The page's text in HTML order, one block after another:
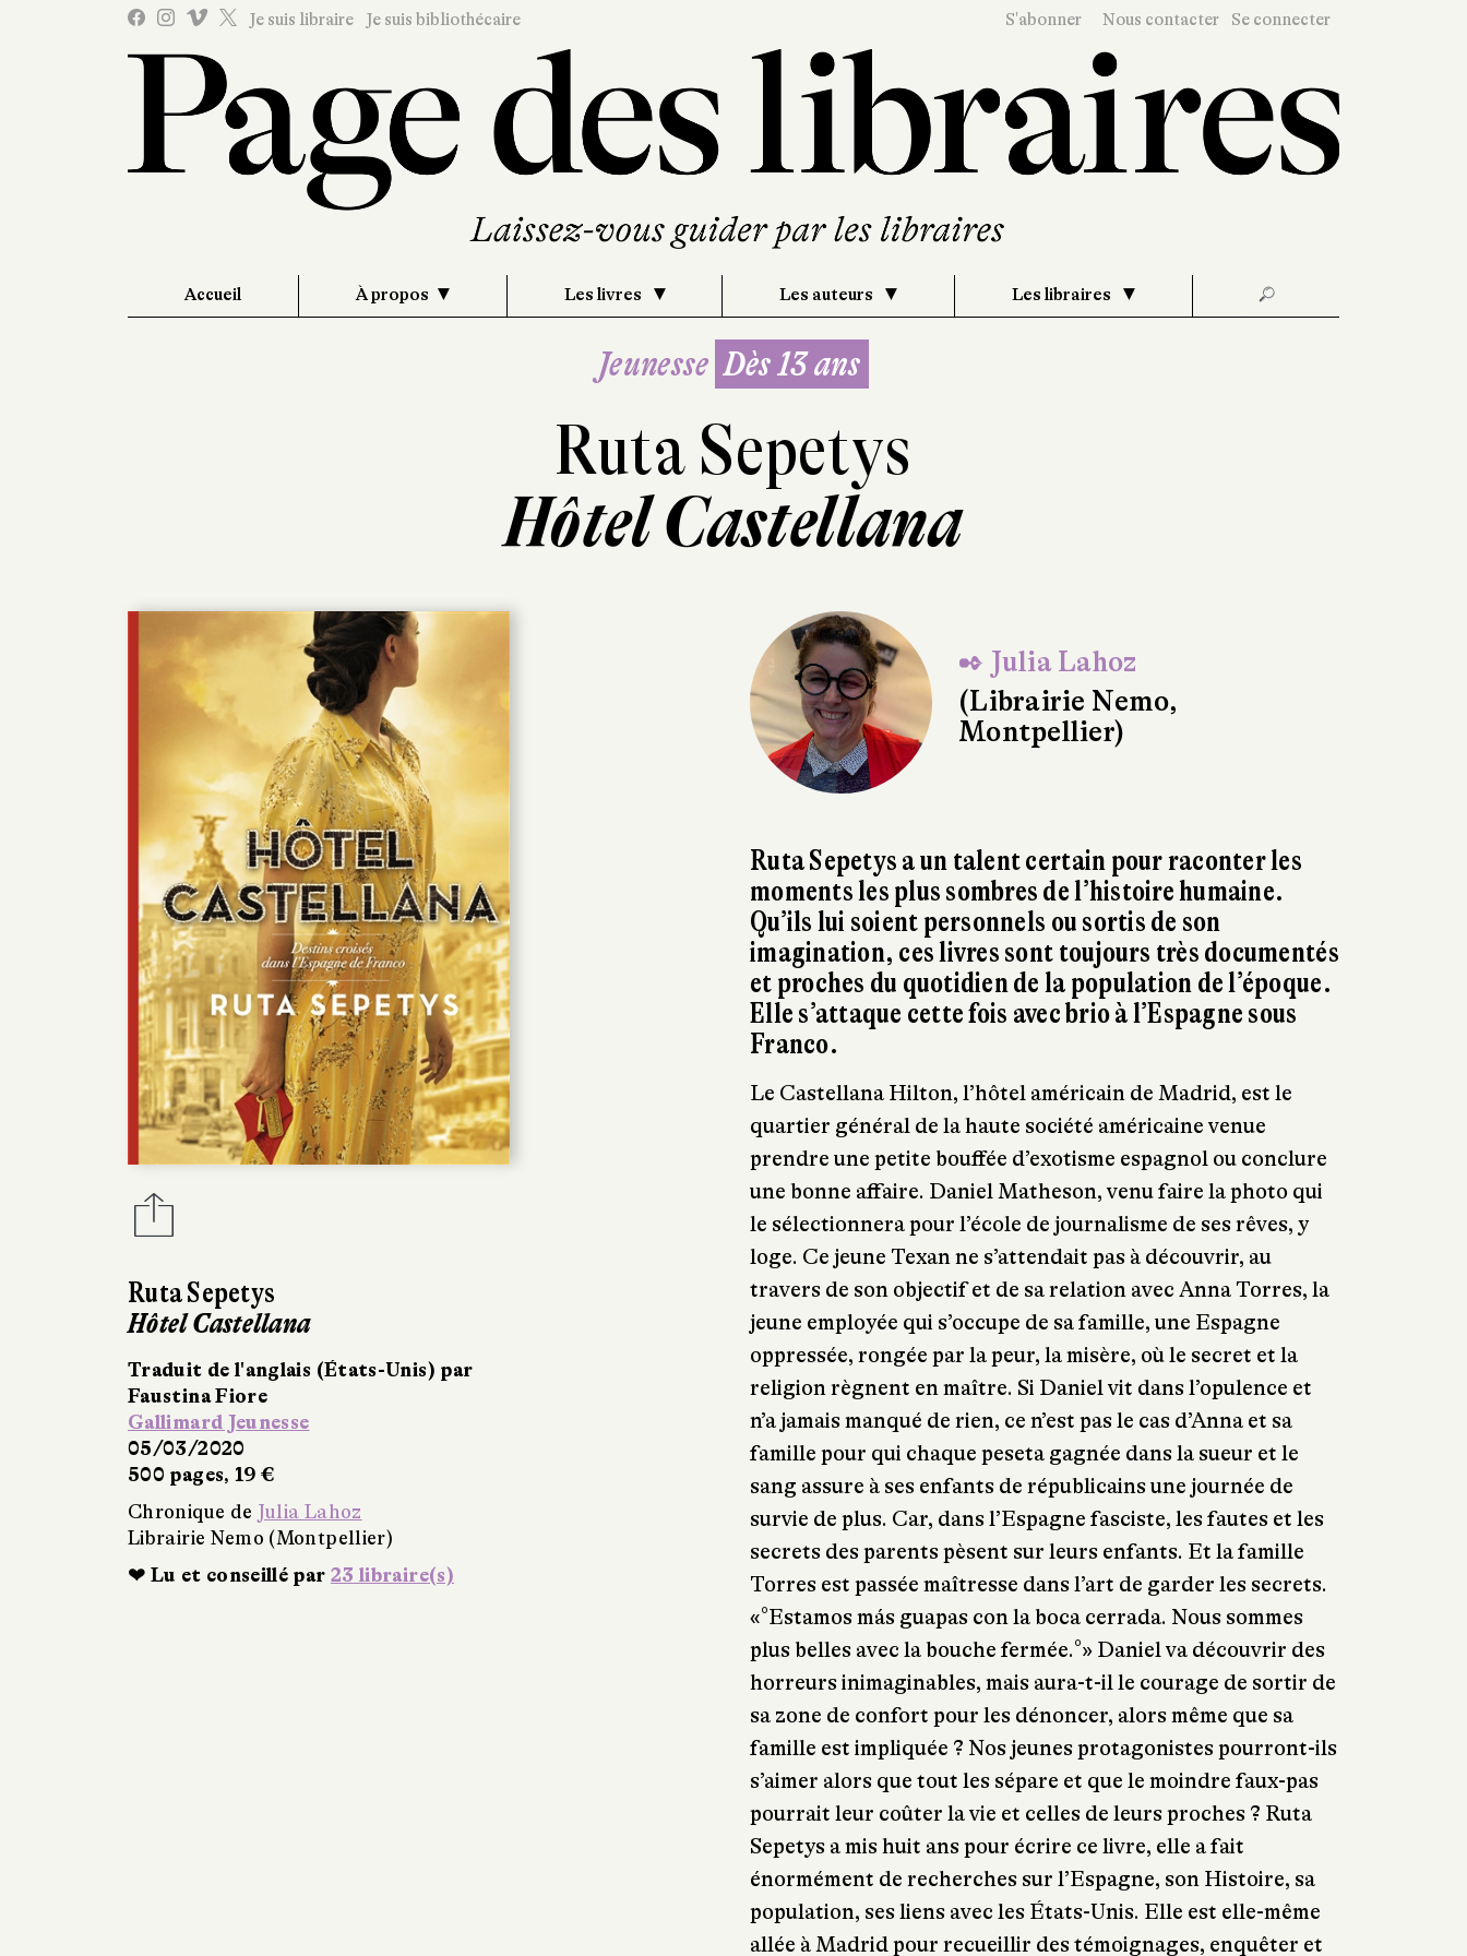
Je suis libraire Je suis bibliothécaire S'abonner Nous contacter Se connecter
Accueil À propos Les livres Les auteurs Les libraires 🔎
Jeunesse Dès 13 ans
Ruta Sepetys
Hôtel Castellana
Ruta Sepetys
Hôtel Castellana
Traduit de l'anglais (États-Unis) par
Faustina Fiore
Gallimard Jeunesse
05/03/2020
500 pages, 19 €
Chronique de Julia Lahoz
Librairie Nemo (Montpellier)
❤ Lu et conseillé par 23 libraire(s)
✒ Julia Lahoz
(Librairie Nemo,
Montpellier)
Ruta Sepetys a un talent certain pour raconter les
moments les plus sombres de l’histoire humaine.
Qu’ils lui soient personnels ou sortis de son
imagination, ces livres sont toujours très documentés
et proches du quotidien de la population de l’époque.
Elle s’attaque cette fois avec brio à l’Espagne sous
Franco.
Le Castellana Hilton, l’hôtel américain de Madrid, est le
quartier général de la haute société américaine venue
prendre une petite bouffée d’exotisme espagnol ou conclure
une bonne affaire. Daniel Matheson, venu faire la photo qui
le sélectionnera pour l’école de journalisme de ses rêves, y
loge. Ce jeune Texan ne s’attendait pas à découvrir, au
travers de son objectif et de sa relation avec Anna Torres, la
jeune employée qui s’occupe de sa famille, une Espagne
oppressée, rongée par la peur, la misère, où le secret et la
religion règnent en maître. Si Daniel vit dans l’opulence et
n’a jamais manqué de rien, ce n’est pas le cas d’Anna et sa
famille pour qui chaque peseta gagnée dans la sueur et le
sang assure à ses enfants de républicains une journée de
survie de plus. Car, dans l’Espagne fasciste, les fautes et les
secrets des parents pèsent sur leurs enfants. Et la famille
Torres est passée maîtresse dans l’art de garder les secrets.
«°Estamos más guapas con la boca cerrada. Nous sommes
plus belles avec la bouche fermée.°» Daniel va découvrir des
horreurs inimaginables, mais aura-t-il le courage de sortir de
sa zone de confort pour les dénoncer, alors même que sa
famille est impliquée ? Nos jeunes protagonistes pourront-ils
s’aimer alors que tout les sépare et que le moindre faux-pas
pourrait leur coûter la vie et celles de leurs proches ? Ruta
Sepetys a mis huit ans pour écrire ce livre, elle a fait
énormément de recherches sur l’Espagne, son Histoire, sa
population, ses liens avec les États-Unis. Elle est elle-même
allée à Madrid pour recueillir des témoignages, enquêter et